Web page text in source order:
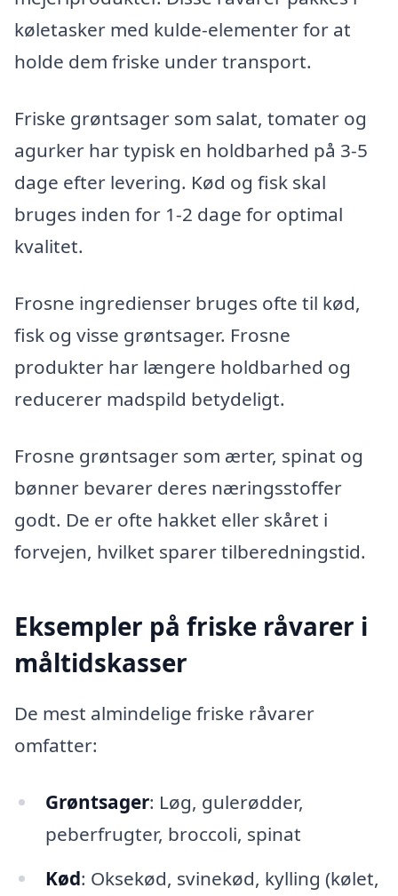
køletasker med kulde-elementer for at
holde dem friske under transport.
Friske grøntsager som salat, tomater og
agurker har typisk en holdbarhed på 3-5
dage efter levering. Kød og fisk skal
bruges inden for 1-2 dage for optimal
kvalitet.
Frosne ingredienser bruges ofte til kød,
fisk og visse grøntsager. Frosne
produkter har længere holdbarhed og
reducerer madspild betydeligt.
Frosne grøntsager som ærter, spinat og
bønner bevarer deres næringsstoffer
godt. De er ofte hakket eller skåret i
forvejen, hvilket sparer tilberedningstid.
Eksempler på friske råvarer i
måltidskasser
De mest almindelige friske råvarer
omfatter:
Grøntsager: Løg, gulerødder,
peberfrugter, broccoli, spinat
Kød: Oksekød, svinekød, kylling (kølet,